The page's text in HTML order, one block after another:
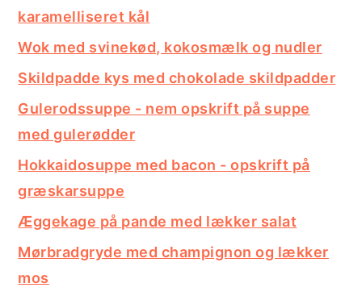
karamelliseret kål
Wok med svinekød, kokosmælk og nudler
Skildpadde kys med chokolade skildpadder
Gulerodssuppe - nem opskrift på suppe
med gulerødder
Hokkaidosuppe med bacon - opskrift på
græskarsuppe
Æggekage på pande med lækker salat
Mørbradgryde med champignon og lækker
mos